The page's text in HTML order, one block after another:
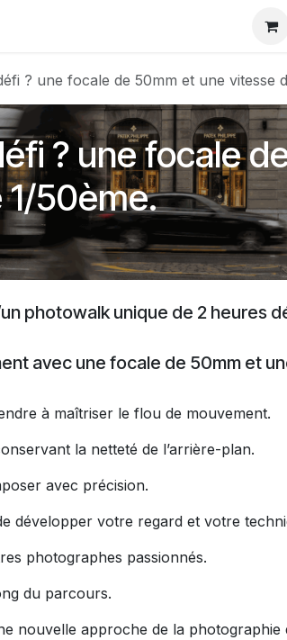
Événements
? une focale de 50mm et une vitesse
? une focale
50ème.
photowalk unique de 2 heures
avec une focale de 50mm et
à maîtriser le flou de mouvement.
la netteté de l’arrière-plan.
avec précision.
développer votre regard et votre
photographes passionnés.
du parcours.
nouvelle approche de la photographie